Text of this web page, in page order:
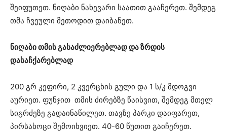
შეიფუთეთ. ნიღაბი ნახევარი საათით გააჩერეთ. შემდეგ
თმა ჩვეული მეთოდით დაიბანეთ.
ნიღაბი თმის გასაძლიერებლად და ზრდის
დასაჩქარებლად
200 გრ კეფირი, 2 კვერცხის გული და 1 ს/კ მდოგვი
აურიეთ. ფუნჯით თმის ძირებზე წაისვით, შემდეგ მთელ
სიგრძეზე გადაინაწილეთ. თავზე პარკი დაიფარეთ,
პირსახოცი შემოიხვიეთ. 40-60 წუთით გაიჩერეთ.